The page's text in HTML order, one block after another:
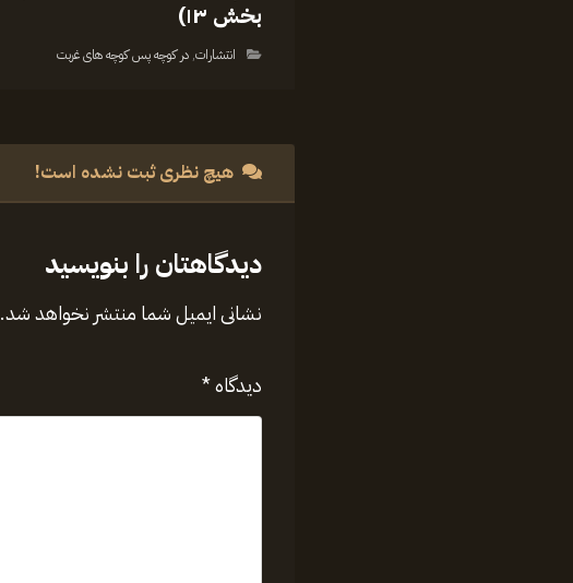
بخش ۱۳)
انتشارات, در کوچه پس کوچه های غربت
هیچ نظری ثبت نشده است!
دیدگاهتان را بنویسید
نشانی ایمیل شما منتشر نخواهد شد.
دیدگاه*